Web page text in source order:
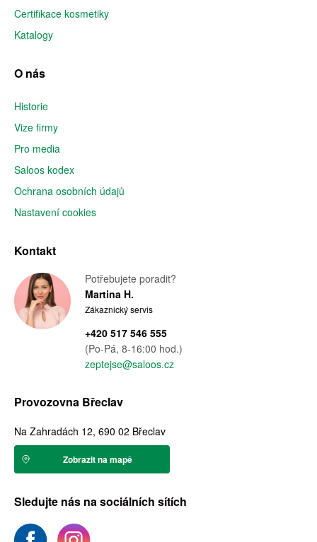
Certifikace kosmetiky
Katalogy
O nás
Historie
Vize firmy
Pro media
Saloos kodex
Ochrana osobních údajů
Nastavení cookies
Kontakt
Potřebujete poradit?
Martina H.
Zákaznický servis
+420 517 546 555
(Po-Pá, 8-16:00 hod.)
zeptejse@saloos.cz
Provozovna Břeclav
Na Zahradách 12, 690 02 Břeclav
Zobrazit na mapě
Sledujte nás na sociálních sítích